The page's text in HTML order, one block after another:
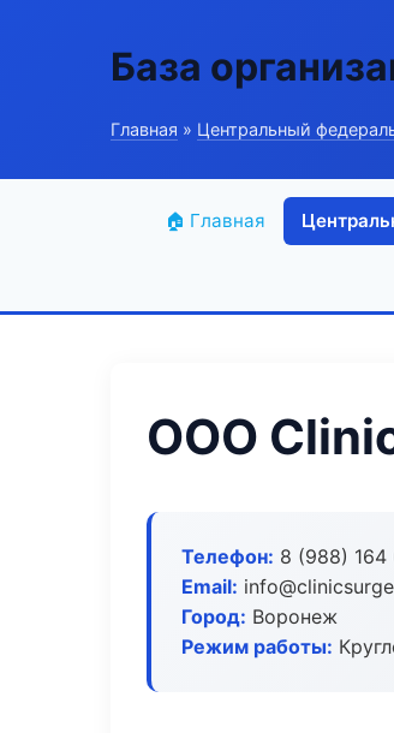
База
Главная » Центральный
🏠 Главная
ООО
Телефон: 8 (988) 164
Email:
Город: Воронеж
Режим работы: